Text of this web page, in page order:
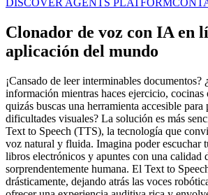
DISCOVER AGENTS PLATFORM
Clonador de voz con IA en
aplicación del mundo
¡Cansado de leer interminables documentos?
información mientras haces ejercicio, cocinas
quizás buscas una herramienta accesible para
dificultades visuales? La solución es más
Text to Speech (TTS), la tecnología que
voz natural y fluida. Imagina poder escuchar
libros electrónicos y apuntes con una calidad
sorprendentemente humana. El Text to
drásticamente, dejando atrás las voces